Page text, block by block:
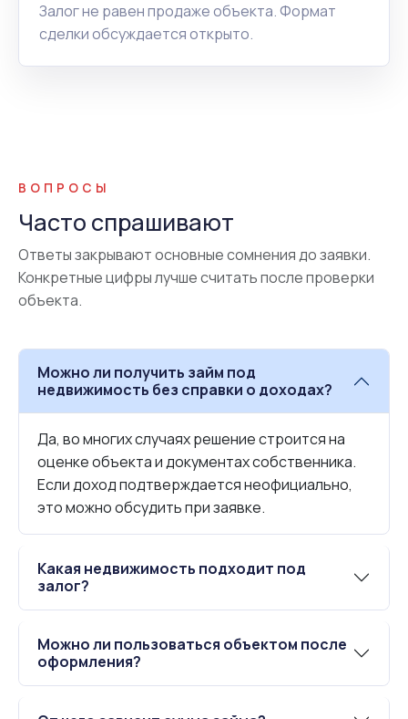
Залог не равен продаже объекта. Формат
сделки обсуждается открыто.
ВОПРОСЫ
Часто спрашивают
Ответы закрывают основные сомнения до заявки.
Конкретные цифры лучше считать после проверки
объекта.
Можно ли получить займ под
недвижимость без справки о доходах?
Да, во многих случаях решение строится на
оценке объекта и документах собственника.
Если доход подтверждается неофициально,
это можно обсудить при заявке.
Какая недвижимость подходит под
залог?
Можно ли пользоваться объектом после
оформления?